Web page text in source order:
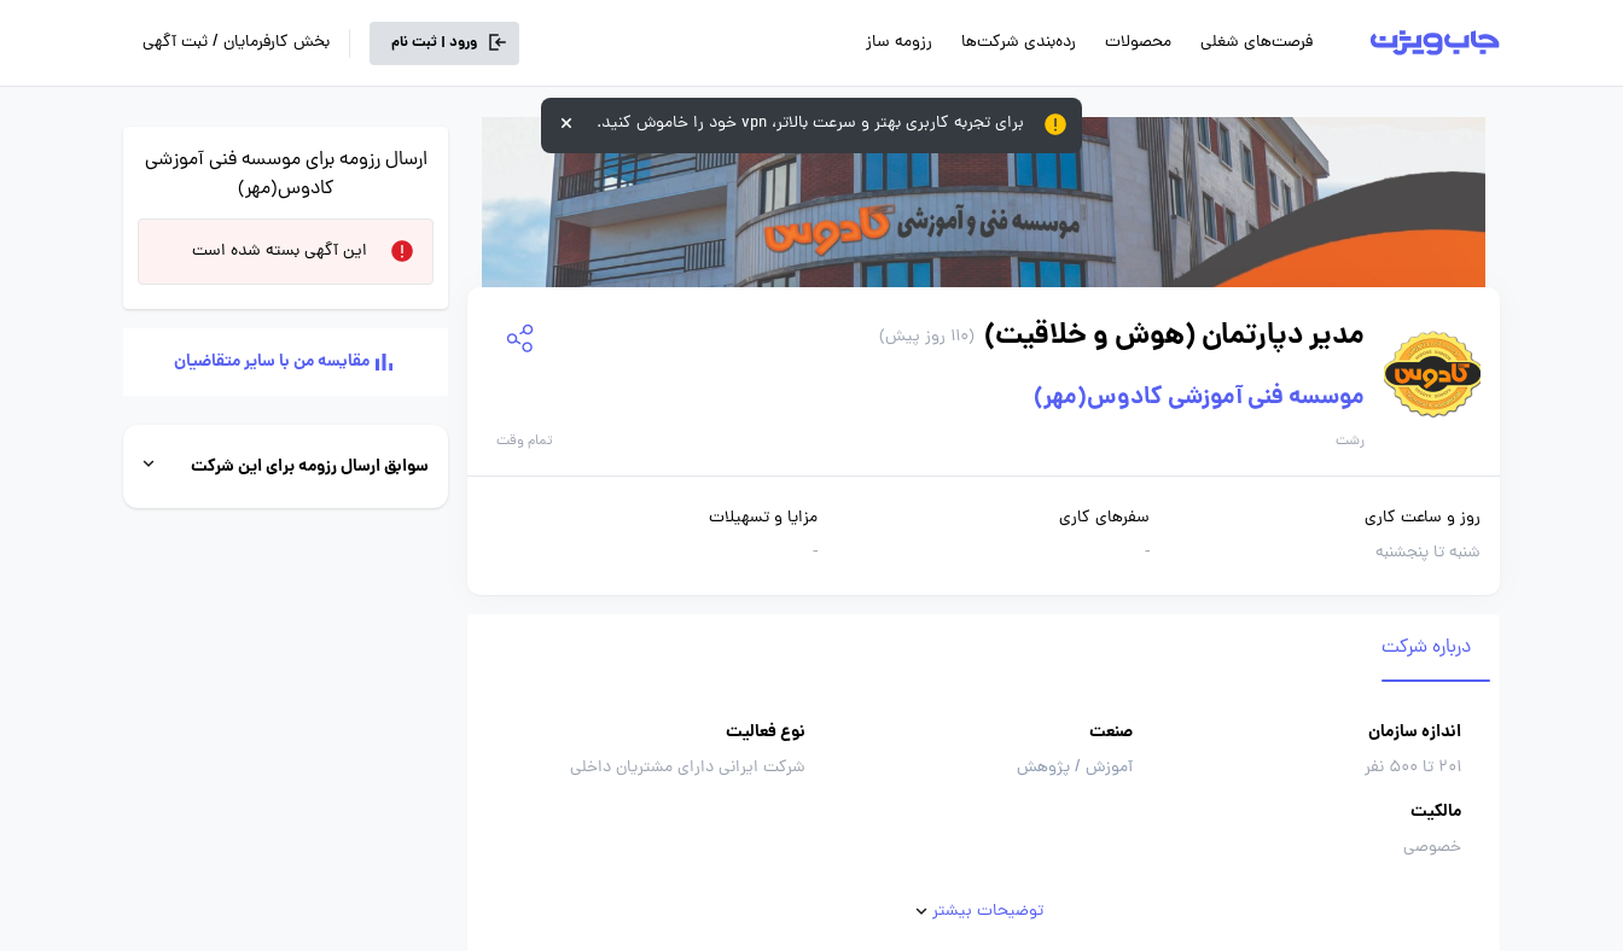
فرصت‌های شغلی محصولات رده‌بندی شرکت‌ها رزومه ساز ورود | ثبت نام بخش کارفرمایان / ثبت آگهی
مدیر دپارتمان (هوش و خلاقیت) (110 روز پیش)
موسسه فنی آموزشی کادوس(مهر)
رشت تمام وقت
روز و ساعت کاری
شنبه تا پنجشنبه
سفرهای کاری
-
مزایا و تسهیلات
-
درباره شرکت
اندازه سازمان
201 تا 500 نفر
صنعت
آموزش / پژوهش
نوع فعالیت
شرکت ایرانی دارای مشتریان داخلی
مالکیت
خصوصی
توضیحات بیشتر
ارسال رزومه برای موسسه فنی آموزشی
کادوس(مهر)
این آگهی بسته شده است
مقایسه من با سایر متقاضیان
سوابق ارسال رزومه برای این شرکت
برای تجربه کاربری بهتر و سرعت بالاتر، vpn خود را خاموش کنید.